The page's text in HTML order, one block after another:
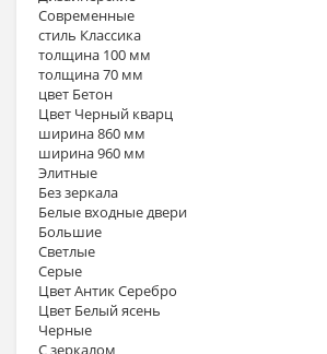
Современные
стиль Классика
толщина 100 мм
толщина 70 мм
цвет Бетон
Цвет Черный кварц
ширина 860 мм
ширина 960 мм
Элитные
Без зеркала
Белые входные двери
Большие
Светлые
Серые
Цвет Антик Серебро
Цвет Белый ясень
Черные
С зеркалом